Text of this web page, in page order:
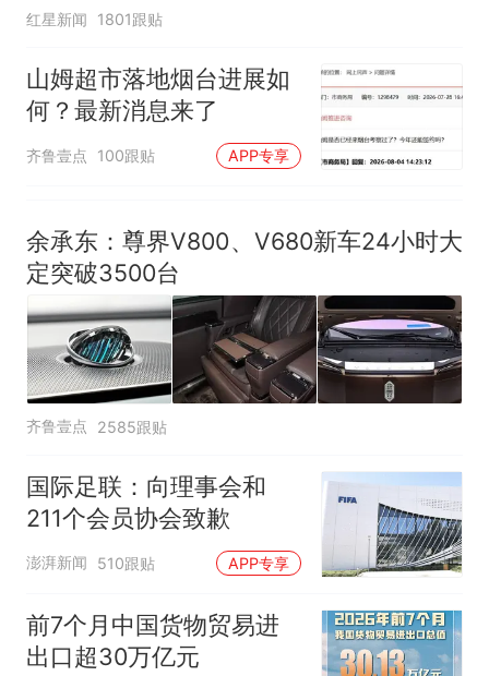
红星新闻 1801跟贴
山姆超市落地烟台进展如
何？最新消息来了
齐鲁壹点 100跟贴 APP专享
余承东：尊界V800、V680新车24小时大
定突破3500台
齐鲁壹点 2585跟贴
国际足联：向理事会和
211个会员协会致歉
澎湃新闻 510跟贴 APP专享
前7个月中国货物贸易进
出口超30万亿元